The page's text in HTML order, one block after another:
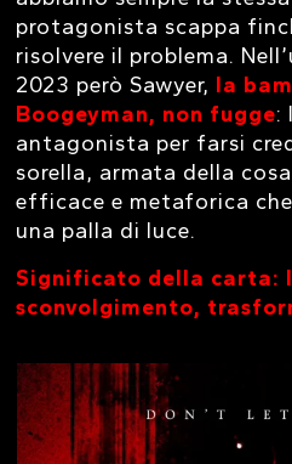
protagonista scappa
risolvere il problema.
2023 però Sawyer, la
Boogeyman, non fugge:
antagonista per farsi
sorella, armata della
efficace e metaforica
una palla di luce.
Significato della carta:
sconvolgimento,